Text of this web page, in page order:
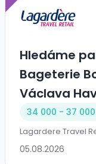
Hledáme
Bageterie
Václava
34 000 - 37
Lagardere Travel
05.08.2026